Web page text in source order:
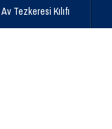
Av Tezkeresi Kılıfı